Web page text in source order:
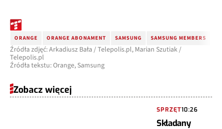
ORANGE ORANGE ABONAMENT SAMSUNG SAMSUNG MEMBERS
Źródła zdjęć: Arkadiusz Bała / Telepolis.pl, Marian Szutiak /
Telepolis.pl
Źródła tekstu: Orange, Samsung
Zobacz więcej
SPRZĘT10:26
Składany